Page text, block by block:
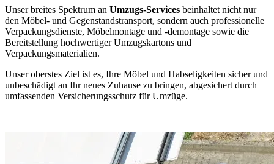
Unser breites Spektrum an Umzugs-Services beinhaltet nicht nur
den Möbel- und Gegenstandstransport, sondern auch professionelle
Verpackungsdienste, Möbelmontage und -demontage sowie die
Bereitstellung hochwertiger Umzugskartons und
Verpackungsmaterialien.
Unser oberstes Ziel ist es, Ihre Möbel und Habseligkeiten sicher und
unbeschädigt an Ihr neues Zuhause zu bringen, abgesichert durch
umfassenden Versicherungsschutz für Umzüge.